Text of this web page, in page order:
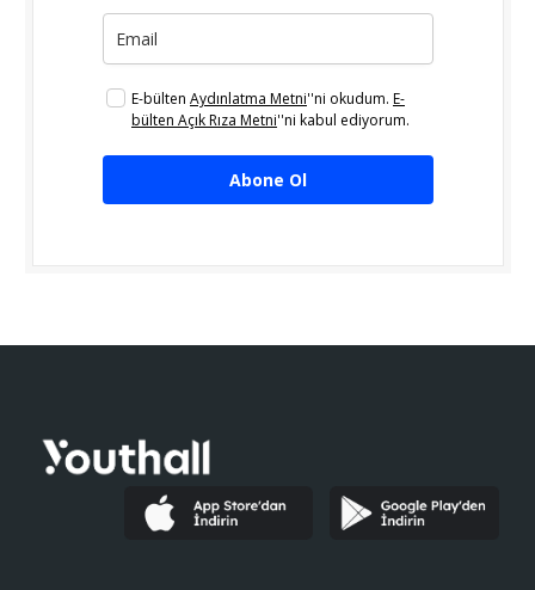
E-bülten Aydınlatma Metni''ni okudum. E-
bülten Açık Rıza Metni''ni kabul ediyorum.
Abone Ol